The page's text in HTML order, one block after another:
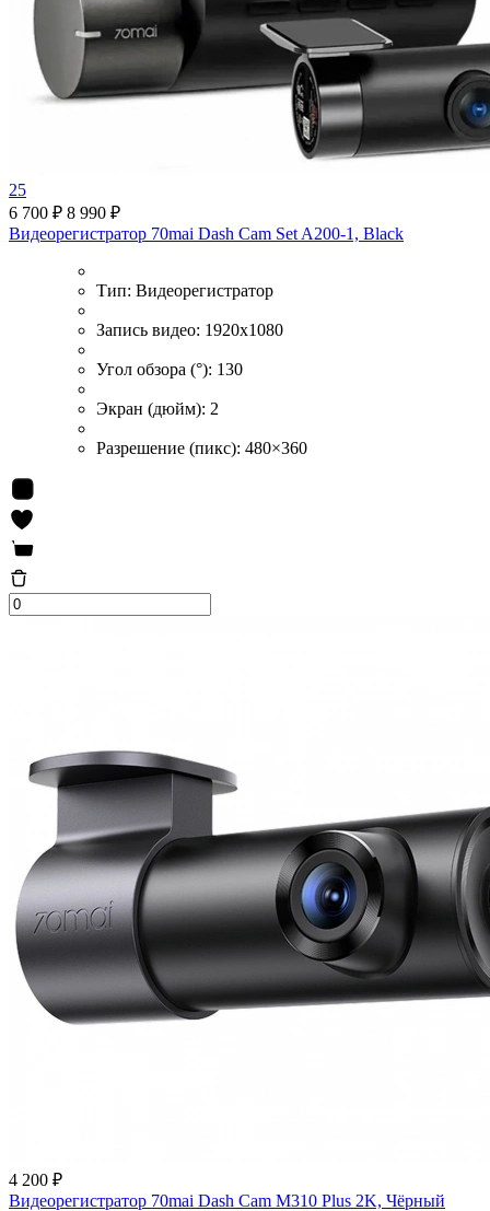
25
6 700 ₽ 8 990 ₽
Видеорегистратор 70mai Dash Cam Set A200-1, Black
Тип: Видеорегистратор
Запись видео: 1920x1080
Угол обзора (°): 130
Экран (дюйм): 2
Разрешение (пикс): 480×360
4 200 ₽
Видеорегистратор 70mai Dash Cam M310 Plus 2K, Чёрный